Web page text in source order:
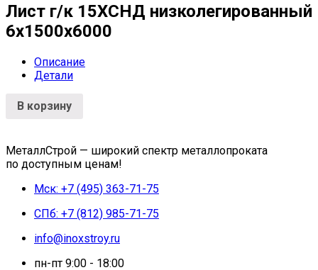
Лист г/к 15ХСНД низколегированный
6х1500х6000
Описание
Детали
В корзину
МеталлСтрой — широкий спектр металлопроката
по доступным ценам!
Мск: +7 (495) 363-71-75
СПб: +7 (812) 985-71-75
info@inoxstroy.ru
пн-пт 9:00 - 18:00